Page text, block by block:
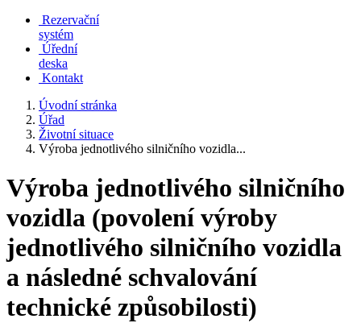
Rezervační
systém
Úřední
deska
Kontakt
Úvodní stránka
Úřad
Životní situace
Výroba jednotlivého silničního vozidla...
Výroba jednotlivého silničního
vozidla (povolení výroby
jednotlivého silničního vozidla
a následné schvalování
technické způsobilosti)